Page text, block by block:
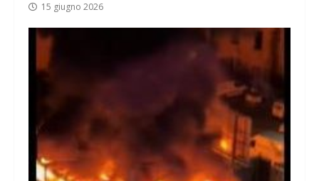
15 giugno 2026